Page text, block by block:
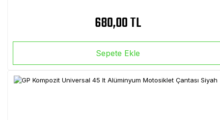
680,00 TL
Sepete Ekle